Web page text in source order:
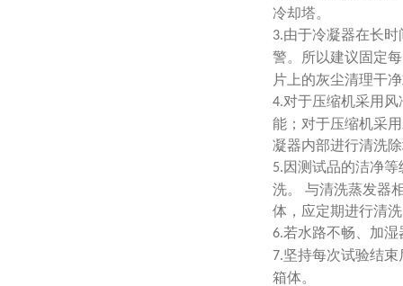
冷却塔。
3.由于冷凝器在长
警。所以建议固定每
片上的灰尘清理干
4.对于压缩机采用
能；对于压缩机采
凝器内部进行清洗
5.因测试品的洁净
洗。 与清洗蒸发器
体，应定期进行清
6.若水路不畅、加
7.坚持每次试验结
箱体。